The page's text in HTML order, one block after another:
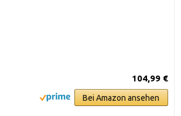
104,99 €
Bei Amazon ansehen